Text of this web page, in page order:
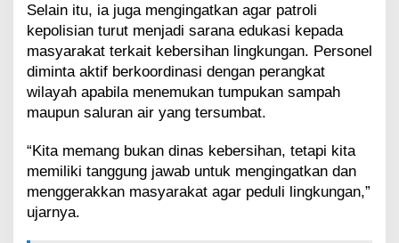
Selain itu, ia juga mengingatkan agar patroli
kepolisian turut menjadi sarana edukasi kepada
masyarakat terkait kebersihan lingkungan. Personel
diminta aktif berkoordinasi dengan perangkat
wilayah apabila menemukan tumpukan sampah
maupun saluran air yang tersumbat.
“Kita memang bukan dinas kebersihan, tetapi kita
memiliki tanggung jawab untuk mengingatkan dan
menggerakkan masyarakat agar peduli lingkungan,”
ujarnya.